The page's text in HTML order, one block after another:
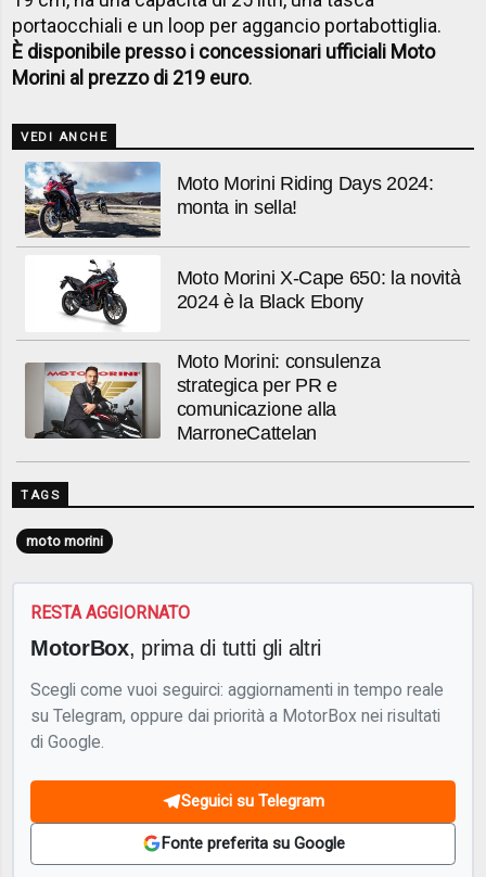
portaocchiali e un loop per aggancio portabottiglia.
È disponibile presso i concessionari ufficiali Moto
Morini al prezzo di 219 euro.
VEDI ANCHE
Moto Morini Riding Days 2024:
monta in sella!
Moto Morini X-Cape 650: la novità
2024 è la Black Ebony
Moto Morini: consulenza
strategica per PR e
comunicazione alla
MarroneCattelan
TAGS
moto morini
RESTA AGGIORNATO
MotorBox, prima di tutti gli altri
Scegli come vuoi seguirci: aggiornamenti in tempo reale
su Telegram, oppure dai priorità a MotorBox nei risultati
di Google.
Seguici su Telegram
Fonte preferita su Google